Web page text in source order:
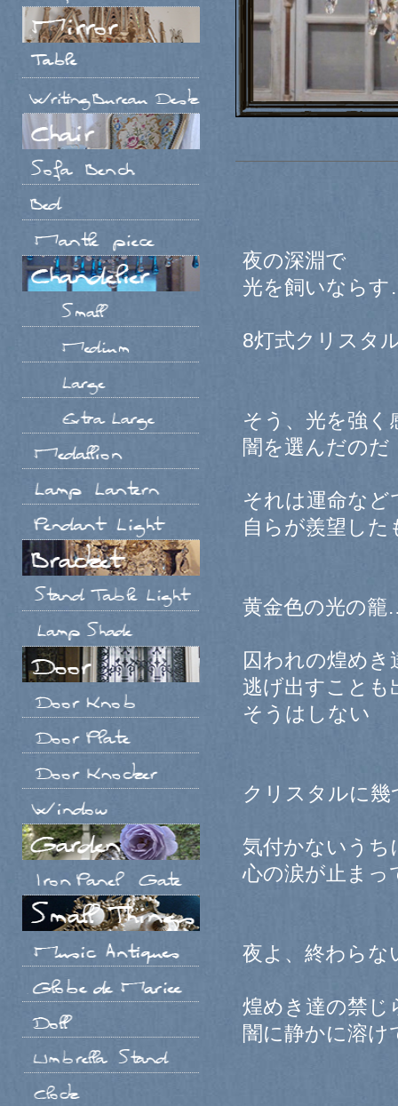
夜の深淵で
光を飼いなら
8灯式クリスタ
そう、光を強く
闇を選んだのだ
それは運命など
自らが羨望した
黄金色の光の
囚われの煌めき
逃げ出すことも
そうはしない
クリスタルに
気付かないうち
心の涙が止ま
夜よ、終わら
煌めき達の禁じ
闇に静かに溶け